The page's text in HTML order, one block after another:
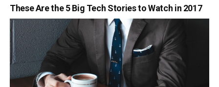
These Are the 5 Big Tech Stories to Watch in 2017